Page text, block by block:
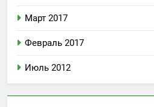
Март 2017
Февраль 2017
Июль 2012